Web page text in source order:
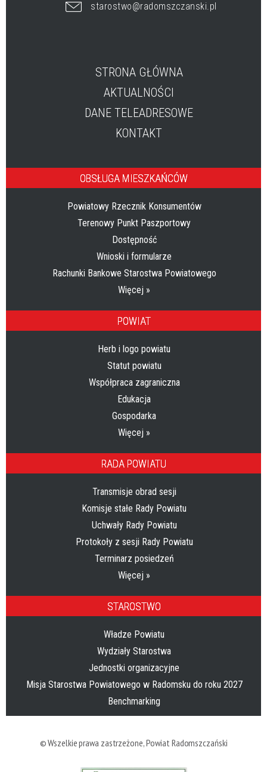
starostwo@radomszczanski.pl
STRONA GŁÓWNA
AKTUALNOŚCI
DANE TELEADRESOWE
KONTAKT
OBSŁUGA MIESZKAŃCÓW
Powiatowy Rzecznik Konsumentów
Terenowy Punkt Paszportowy
Dostępność
Wnioski i formularze
Rachunki Bankowe Starostwa Powiatowego
Więcej »
POWIAT
Herb i logo powiatu
Statut powiatu
Współpraca zagraniczna
Edukacja
Gospodarka
Więcej »
RADA POWIATU
Transmisje obrad sesji
Komisje stałe Rady Powiatu
Uchwały Rady Powiatu
Protokoły z sesji Rady Powiatu
Terminarz posiedzeń
Więcej »
STAROSTWO
Władze Powiatu
Wydziały Starostwa
Jednostki organizacyjne
Misja Starostwa Powiatowego w Radomsku do roku 2027
Benchmarking
© Wszelkie prawa zastrzeżone,Powiat Radomszczański